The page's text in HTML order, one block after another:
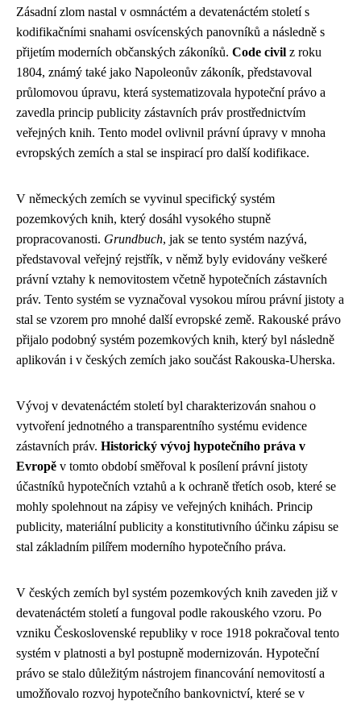
Zásadní zlom nastal v osmnáctém a devatenáctém století s
kodifikačními snahami osvícenských panovníků a následně s
přijetím moderních občanských zákoníků. Code civil z roku
1804, známý také jako Napoleonův zákoník, představoval
průlomovou úpravu, která systematizovala hypoteční právo a
zavedla princip publicity zástavních práv prostřednictvím
veřejných knih. Tento model ovlivnil právní úpravy v mnoha
evropských zemích a stal se inspirací pro další kodifikace.
V německých zemích se vyvinul specifický systém
pozemkových knih, který dosáhl vysokého stupně
propracovanosti. Grundbuch, jak se tento systém nazývá,
představoval veřejný rejstřík, v němž byly evidovány veškeré
právní vztahy k nemovitostem včetně hypotečních zástavních
práv. Tento systém se vyznačoval vysokou mírou právní jistoty a
stal se vzorem pro mnohé další evropské země. Rakouské právo
přijalo podobný systém pozemkových knih, který byl následně
aplikován i v českých zemích jako součást Rakouska-Uherska.
Vývoj v devatenáctém století byl charakterizován snahou o
vytvoření jednotného a transparentního systému evidence
zástavních práv. Historický vývoj hypotečního práva v
Evropě v tomto období směřoval k posílení právní jistoty
účastníků hypotečních vztahů a k ochraně třetích osob, které se
mohly spolehnout na zápisy ve veřejných knihách. Princip
publicity, materiální publicity a konstitutivního účinku zápisu se
stal základním pilířem moderního hypotečního práva.
V českých zemích byl systém pozemkových knih zaveden již v
devatenáctém století a fungoval podle rakouského vzoru. Po
vzniku Československé republiky v roce 1918 pokračoval tento
systém v platnosti a byl postupně modernizován. Hypoteční
právo se stalo důležitým nástrojem financování nemovitostí a
umožňovalo rozvoj hypotečního bankovnictví, které se v